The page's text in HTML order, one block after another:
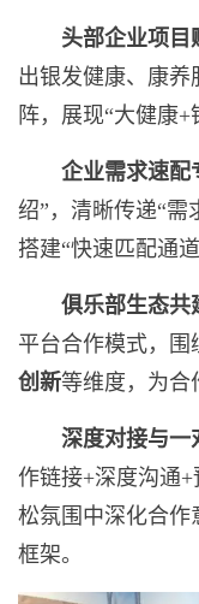
头部企业项目
出银发健康、康养
阵，展现“大健康+
企业需求速配
绍”，清晰传递“需
搭建“快速匹配通道
俱乐部生态共
平台合作模式，围
创新等维度，为合
深度对接与一
作链接+深度沟通
松氛围中深化合作
框架。